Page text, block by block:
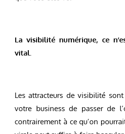
La visibilité numérique, ce
vital.
Les attracteurs de visibilité
votre business de passer de
contrairement à ce qu’on